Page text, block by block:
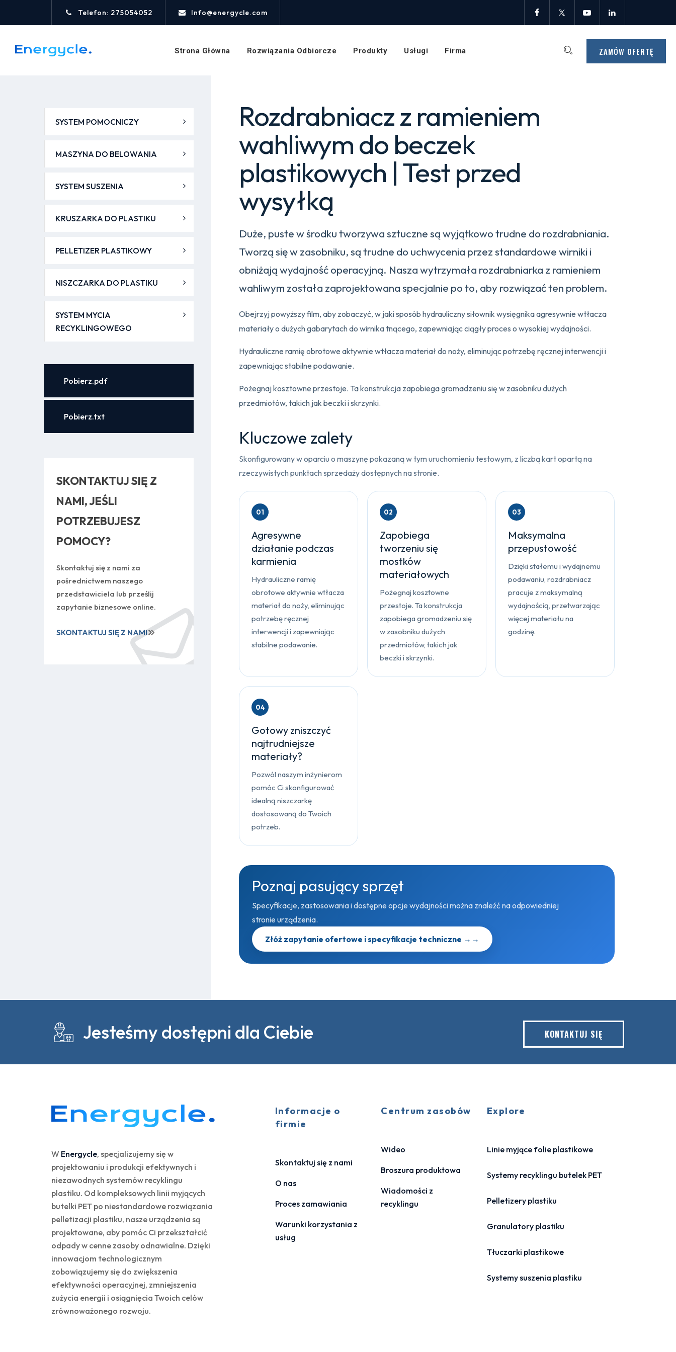
Telefon: 275054052 Info@energycle.com
ZAMÓW OFERTĘ
Strona Główna Rozwiązania Odbiorcze Produkty Usługi Firma
rozdrabniacza
automatyczne
Rozdrabniacz z ramieniem
wahliwym do beczek
plastikowych | Test przed
wysyłką
Duże, puste w środku tworzywa sztuczne są wyjątkowo trudne do rozdrabniania.
Tworzą się w zasobniku, są trudne do uchwycenia przez standardowe wirniki i
obniżają wydajność operacyjną. Nasza wytrzymała rozdrabniarka z ramieniem
wahliwym została zaprojektowana specjalnie po to, aby rozwiązać ten problem.
Obejrzyj powyższy film, aby zobaczyć, w jaki sposób hydrauliczny siłownik wysięgnika agresywnie wtłacza
materiały o dużych gabarytach do wirnika tnącego, zapewniając ciągły proces o wysokiej wydajności.
Hydrauliczne ramię obrotowe aktywnie wtłacza materiał do noży, eliminując potrzebę ręcznej interwencji i
zapewniając stabilne podawanie.
Pożegnaj kosztowne przestoje. Ta konstrukcja zapobiega gromadzeniu się w zasobniku dużych
przedmiotów, takich jak beczki i skrzynki.
Kluczowe zalety
Skonfigurowany w oparciu o maszynę pokazaną w tym uruchomieniu testowym, z liczbą kart opartą na
rzeczywistych punktach sprzedaży dostępnych na stronie.
01
Agresywne
działanie podczas
karmienia
Hydrauliczne ramię
obrotowe aktywnie wtłacza
materiał do noży, eliminując
potrzebę ręcznej
interwencji i zapewniając
stabilne podawanie.
02
Zapobiega
tworzeniu się
mostków
materiałowych
Pożegnaj kosztowne
przestoje. Ta konstrukcja
zapobiega gromadzeniu się
w zasobniku dużych
przedmiotów, takich jak
beczki i skrzynki.
03
Maksymalna
przepustowość
Dzięki stałemu i wydajnemu
podawaniu, rozdrabniacz
pracuje z maksymalną
wydajnością, przetwarzając
więcej materiału na
godzinę.
04
Gotowy zniszczyć
najtrudniejsze
materiały?
Pozwól naszym inżynierom
pomóc Ci skonfigurować
idealną niszczarkę
dostosowaną do Twoich
potrzeb.
Poznaj pasujący sprzęt
Specyfikacje, zastosowania i dostępne opcje wydajności można znaleźć na odpowiedniej
stronie urządzenia.
Złóż zapytanie ofertowe i specyfikacje techniczne → →
SYSTEM POMOCNICZY
MASZYNA DO BELOWANIA
SYSTEM SUSZENIA
KRUSZARKA DO PLASTIKU
PELLETIZER PLASTIKOWY
NISZCZARKA DO PLASTIKU
SYSTEM MYCIA
RECYKLINGOWEGO
Pobierz.pdf
Pobierz.txt
SKONTAKTUJ SIĘ Z
NAMI, JEŚLI
POTRZEBUJESZ
POMOCY?
Skontaktuj się z nami za
pośrednictwem naszego
przedstawiciela lub prześlij
zapytanie biznesowe online.
SKONTAKTUJ SIĘ Z NAMI
Jesteśmy dostępni dla Ciebie KONTAKTUJ SIĘ
W Energycle, specjalizujemy się w
projektowaniu i produkcji efektywnych i
niezawodnych systemów recyklingu
plastiku. Od kompleksowych linii myjących
butelki PET po niestandardowe rozwiązania
pelletizacji plastiku, nasze urządzenia są
projektowane, aby pomóc Ci przekształcić
odpady w cenne zasoby odnawialne. Dzięki
innowacjom technologicznym
zobowiązujemy się do zwiększenia
efektywności operacyjnej, zmniejszenia
zużycia energii i osiągnięcia Twoich celów
zrównoważonego rozwoju.
Informacje o
firmie
Skontaktuj się z nami
O nas
Proces zamawiania
Warunki korzystania z
usług
Centrum zasobów
Wideo
Broszura produktowa
Wiadomości z
recyklingu
Explore
Linie myjące folie plastikowe
Systemy recyklingu butelek PET
Pelletizery plastiku
Granulatory plastiku
Tłuczarki plastikowe
Systemy suszenia plastiku